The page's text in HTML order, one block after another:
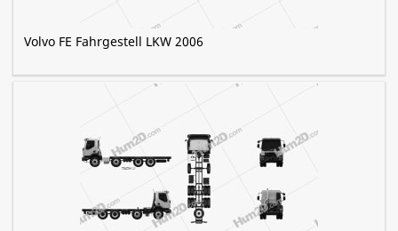
Volvo FE Fahrgestell LKW 2006